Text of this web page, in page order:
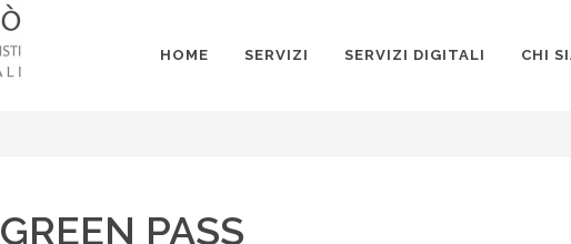
HOME SERVIZI SERVIZI DIGITALI CHI
GREEN PASS